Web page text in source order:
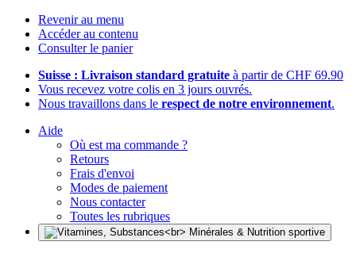
Revenir au menu
Accéder au contenu
Consulter le panier
Suisse : Livraison standard gratuite à partir de CHF 69.90
Vous recevez votre colis en 3 jours ouvrés.
Nous travaillons dans le respect de notre environnement.
Aide
Où est ma commande ?
Retours
Frais d'envoi
Modes de paiement
Nous contacter
Toutes les rubriques